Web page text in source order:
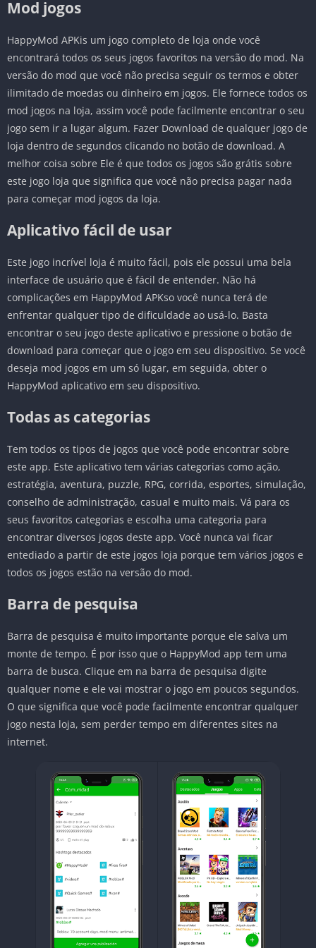
Mod jogos
HappyMod APKis um jogo completo de loja onde você
encontrará todos os seus jogos favoritos na versão do mod. Na
versão do mod que você não precisa seguir os termos e obter
ilimitado de moedas ou dinheiro em jogos. Ele fornece todos os
mod jogos na loja, assim você pode facilmente encontrar o seu
jogo sem ir a lugar algum. Fazer Download de qualquer jogo de
loja dentro de segundos clicando no botão de download. A
melhor coisa sobre Ele é que todos os jogos são grátis sobre
este jogo loja que significa que você não precisa pagar nada
para começar mod jogos da loja.
Aplicativo fácil de usar
Este jogo incrível loja é muito fácil, pois ele possui uma bela
interface de usuário que é fácil de entender. Não há
complicações em HappyMod APKso você nunca terá de
enfrentar qualquer tipo de dificuldade ao usá-lo. Basta
encontrar o seu jogo deste aplicativo e pressione o botão de
download para começar que o jogo em seu dispositivo. Se você
deseja mod jogos em um só lugar, em seguida, obter o
HappyMod aplicativo em seu dispositivo.
Todas as categorias
Tem todos os tipos de jogos que você pode encontrar sobre
este app. Este aplicativo tem várias categorias como ação,
estratégia, aventura, puzzle, RPG, corrida, esportes, simulação,
conselho de administração, casual e muito mais. Vá para os
seus favoritos categorias e escolha uma categoria para
encontrar diversos jogos deste app. Você nunca vai ficar
entediado a partir de este jogos loja porque tem vários jogos e
todos os jogos estão na versão do mod.
Barra de pesquisa
Barra de pesquisa é muito importante porque ele salva um
monte de tempo. É por isso que o HappyMod app tem uma
barra de busca. Clique em na barra de pesquisa digite
qualquer nome e ele vai mostrar o jogo em poucos segundos.
O que significa que você pode facilmente encontrar qualquer
jogo nesta loja, sem perder tempo em diferentes sites na
internet.